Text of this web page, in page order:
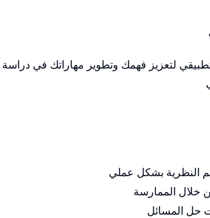
6 تمرين تطبيقي لتعزيز فهمك وتطوير مهاراتك في دراسة
النظرية بشكل عملي
خلال الممارسة
حل المسائل